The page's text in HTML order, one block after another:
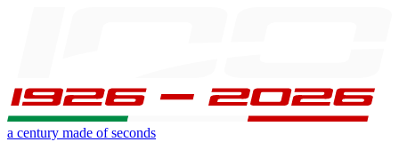
a century made of seconds